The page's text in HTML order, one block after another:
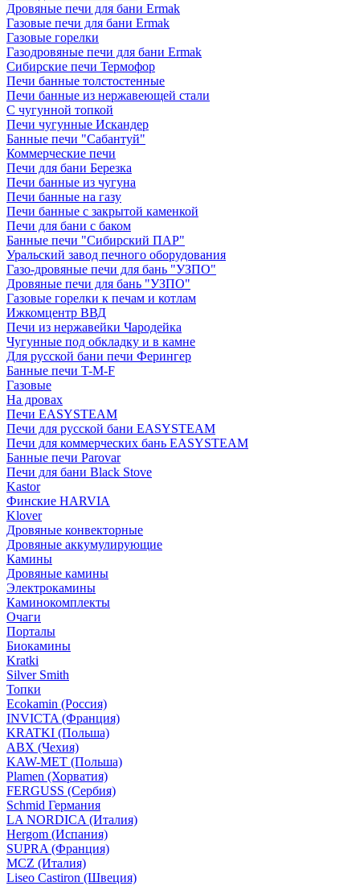
Дровяные печи для бани Ermak
Газовые печи для бани Ermak
Газовые горелки
Газодровяные печи для бани Ermak
Сибирские печи Термофор
Печи банные толстостенные
Печи банные из нержавеющей стали
С чугунной топкой
Печи чугунные Искандер
Банные печи "Сабантуй"
Коммерческие печи
Печи для бани Березка
Печи банные из чугуна
Печи банные на газу
Печи банные с закрытой каменкой
Печи для бани с баком
Банные печи "Сибирский ПАР"
Уральский завод печного оборудования
Газо-дровяные печи для бань "УЗПО"
Дровяные печи для бань "УЗПО"
Газовые горелки к печам и котлам
Ижкомцентр ВВД
Печи из нержавейки Чародейка
Чугунные под обкладку и в камне
Для русской бани печи Ферингер
Банные печи T-M-F
Газовые
На дровах
Печи EASYSTEAM
Печи для русской бани EASYSTEAM
Печи для коммерческих бань EASYSTEAM
Банные печи Parovar
Печи для бани Black Stove
Kastor
Финские HARVIA
Klover
Дровяные конвекторные
Дровяные аккумулирующие
Камины
Дровяные камины
Электрокамины
Каминокомплекты
Очаги
Порталы
Биокамины
Kratki
Silver Smith
Топки
Ecokamin (Россия)
INVICTA (Франция)
KRATKI (Польша)
ABX (Чехия)
KAW-MET (Польша)
Plamen (Хорватия)
FERGUSS (Сербия)
Schmid Германия
LA NORDICA (Италия)
Hergom (Испания)
SUPRA (Франция)
MCZ (Италия)
Liseo Castiron (Швеция)